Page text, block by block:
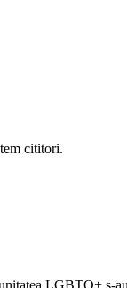
cititori.
LGBTQ+ s-